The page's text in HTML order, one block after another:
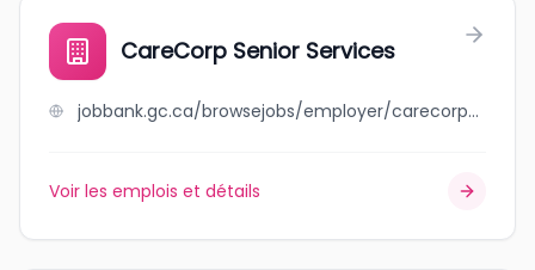
CareCorp Senior Services
jobbank.gc.ca/browsejobs/employer/carecorp+senior+services/ca
Voir les emplois et détails